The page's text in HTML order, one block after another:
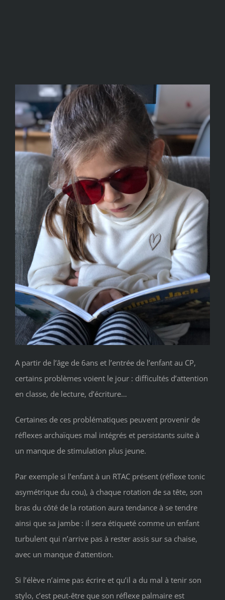
A partir de l’âge de 6ans et l’entrée de l’enfant au CP,
certains problèmes voient le jour : difficultés d’attention
en classe, de lecture, d’écriture…
Certaines de ces problématiques peuvent provenir de
réflexes archaïques mal intégrés et persistants suite à
un manque de stimulation plus jeune.
Par exemple si l’enfant à un RTAC présent (réflexe tonic
asymétrique du cou), à chaque rotation de sa tête, son
bras du côté de la rotation aura tendance à se tendre
ainsi que sa jambe : il sera étiqueté comme un enfant
turbulent qui n’arrive pas à rester assis sur sa chaise,
avec un manque d’attention.
Si l’élève n’aime pas écrire et qu’il a du mal à tenir son
stylo, c’est peut-être que son réflexe palmaire est